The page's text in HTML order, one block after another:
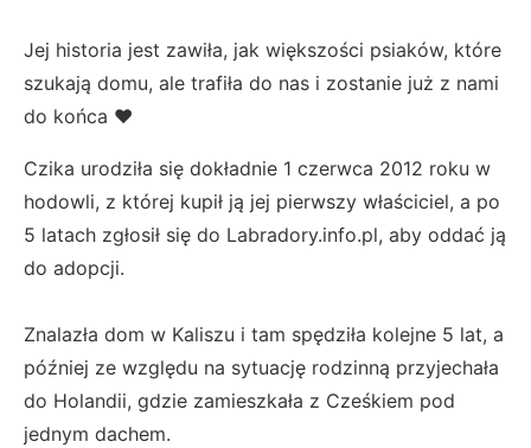
Jej historia jest zawiła, jak większości psiaków, które
szukają domu, ale trafiła do nas i zostanie już z nami
do końca ♥️
Czika urodziła się dokładnie 1 czerwca 2012 roku w
hodowli, z której kupił ją jej pierwszy właściciel, a po
5 latach zgłosił się do Labradory.info.pl, aby oddać ją
do adopcji.
Znalazła dom w Kaliszu i tam spędziła kolejne 5 lat, a
później ze względu na sytuację rodzinną przyjechała
do Holandii, gdzie zamieszkała z Cześkiem pod
jednym dachem.